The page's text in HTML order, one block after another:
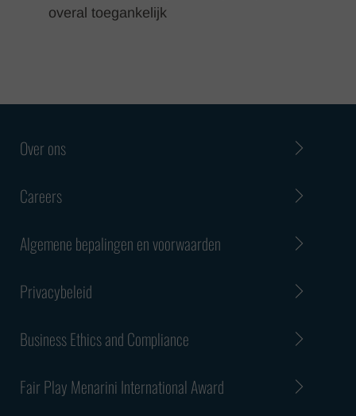
overal toegankelijk
Over ons
Careers
Algemene bepalingen en voorwaarden
Privacybeleid
Business Ethics and Compliance
Fair Play Menarini International Award